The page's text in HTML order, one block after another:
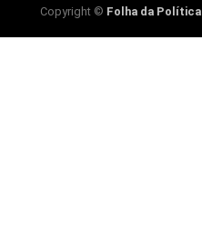
Copyright © Folha da Política